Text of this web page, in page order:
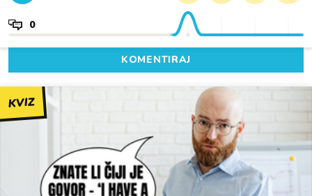
0
KOMENTIRAJ
KVIZ